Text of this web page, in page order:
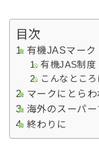
目次
有機JASマーク
有機JAS制度
こんなとこ
マークにとら
海外のスーパー
終わりに